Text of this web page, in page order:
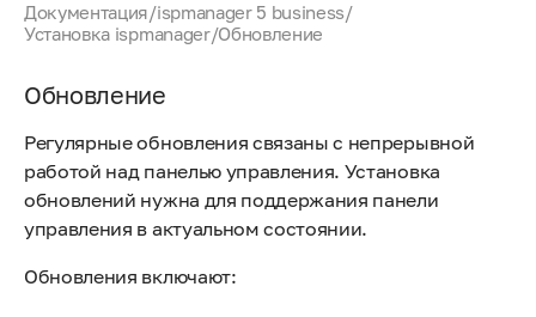
Документация/ispmanager 5 business/
Установка ispmanager/Обновление
Обновление
Регулярные обновления связаны с непрерывной
работой над панелью управления. Установка
обновлений нужна для поддержания панели
управления в актуальном состоянии.
Обновления включают: